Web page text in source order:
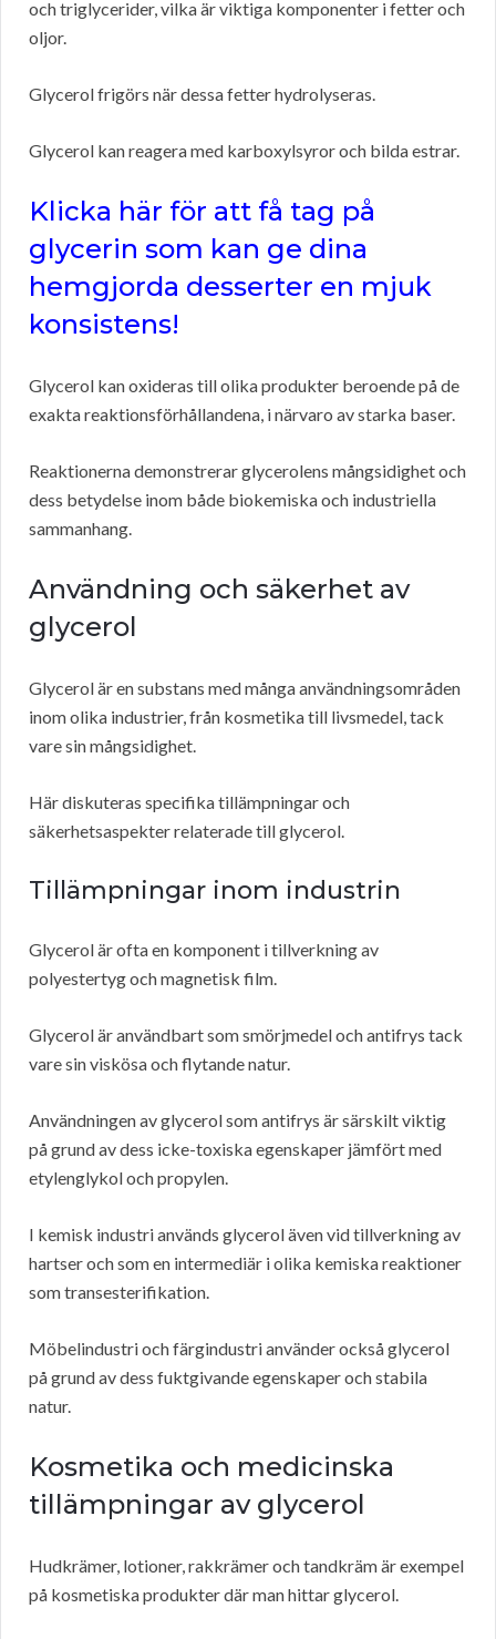
och triglycerider, vilka är viktiga komponenter i fetter och
oljor.
Glycerol frigörs när dessa fetter hydrolyseras.
Glycerol kan reagera med karboxylsyror och bilda estrar.
Klicka här för att få tag på
glycerin som kan ge dina
hemgjorda desserter en mjuk
konsistens!
Glycerol kan oxideras till olika produkter beroende på de
exakta reaktionsförhållandena, i närvaro av starka baser.
Reaktionerna demonstrerar glycerolens mångsidighet och
dess betydelse inom både biokemiska och industriella
sammanhang.
Användning och säkerhet av
glycerol
Glycerol är en substans med många användningsområden
inom olika industrier, från kosmetika till livsmedel, tack
vare sin mångsidighet.
Här diskuteras specifika tillämpningar och
säkerhetsaspekter relaterade till glycerol.
Tillämpningar inom industrin
Glycerol är ofta en komponent i tillverkning av
polyestertyg och magnetisk film.
Glycerol är användbart som smörjmedel och antifrys tack
vare sin viskösa och flytande natur.
Användningen av glycerol som antifrys är särskilt viktig
på grund av dess icke-toxiska egenskaper jämfört med
etylenglykol och propylen.
I kemisk industri används glycerol även vid tillverkning av
hartser och som en intermediär i olika kemiska reaktioner
som transesterifikation.
Möbelindustri och färgindustri använder också glycerol
på grund av dess fuktgivande egenskaper och stabila
natur.
Kosmetika och medicinska
tillämpningar av glycerol
Hudkrämer, lotioner, rakkrämer och tandkräm är exempel
på kosmetiska produkter där man hittar glycerol.